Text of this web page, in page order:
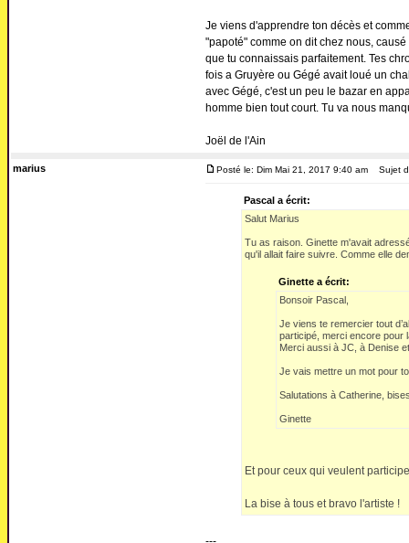
Je viens d'apprendre ton décès et
"papoté" comme on dit chez nous,
que tu connaissais parfaitement. Tes
fois a Gruyère ou Gégé avait loué un
avec Gégé, c'est un peu le bazar en
homme bien tout court. Tu va nous
Joël de l'Ain
marius Posté le: Dim Mai 21, 2017 9:40 am Sujet
Pascal a écrit:
Salut Marius
Tu as raison. Ginette m'avait
qu'il allait faire suivre. Comme elle
Ginette a écrit:
Bonsoir Pascal,
Je viens te remercier tout
participé, merci encore pour
Merci aussi à JC, à Denise
Je vais mettre un mot pour
Salutations à Catherine,
Ginette
Et pour ceux qui veulent
La bise à tous et bravo l'artiste !